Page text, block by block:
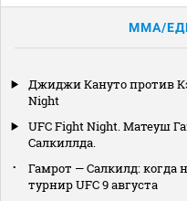
MMA/
Джиджи Кануто против
Night
UFC Fight Night. Матеуш
Салкиллда.
Гамрот — Салкилд: когда
турнир UFC 9 августа